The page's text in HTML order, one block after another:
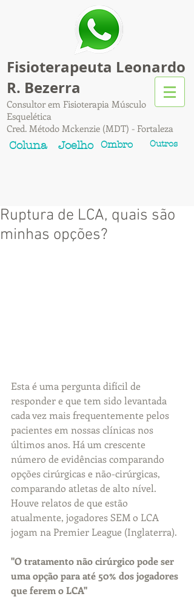
Fisioterapeuta Leonardo
R. Bezerra
Consultor em Fisioterapia Músculo
Esquelética
Cred. Método Mckenzie (MDT) - Fortaleza
Coluna Joelho Ombro Outros
Ruptura de LCA, quais são
minhas opções?
Esta é uma pergunta difícil de
responder e que tem sido levantada
cada vez mais frequentemente pelos
pacientes em nossas clínicas nos
últimos anos. Há um crescente
número de evidências comparando
opções cirúrgicas e não-cirúrgicas,
comparando atletas de alto nível.
Houve relatos de que estão
atualmente, jogadores SEM o LCA
jogam na Premier League (Inglaterra).
"O tratamento não cirúrgico pode ser
uma opção para até 50% dos jogadores
que ferem o LCA"